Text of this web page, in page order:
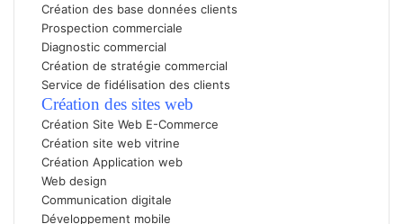
Création des base données clients
Prospection commerciale
Diagnostic commercial
Création de stratégie commercial
Service de fidélisation des clients
Création des sites web
Création Site Web E-Commerce
Création site web vitrine
Création Application web
Web design
Communication digitale
Développement mobile